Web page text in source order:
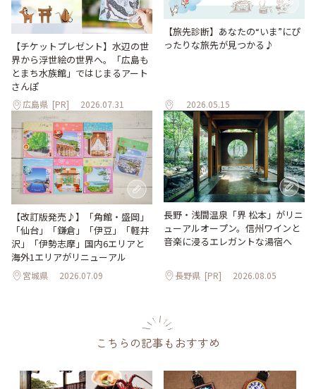
【チケットプレゼント】水辺の世
界から浮世絵の世界へ。「広島も
とまち水族館」ではじまるアート
さんぽ
広島県 [PR] 2026.07.31
【旅先診断】あなたの“いま”にぴ
ったりな旅先が見つかる♪
2026.05.15
【改訂版発売♪】「角館・盛岡」
「仙台」「鎌倉」「伊豆」「軽井
沢」「伊勢志摩」国内6エリアと
海外1エリアがリニューアル
宮城県 2026.07.09
長野・浅間温泉「界 松本」がリニ
ューアルオープン。信州ワインと
音楽に浸るエレガントな湯宿へ
長野県 [PR] 2026.08.05
こちらの記事もおすすめ